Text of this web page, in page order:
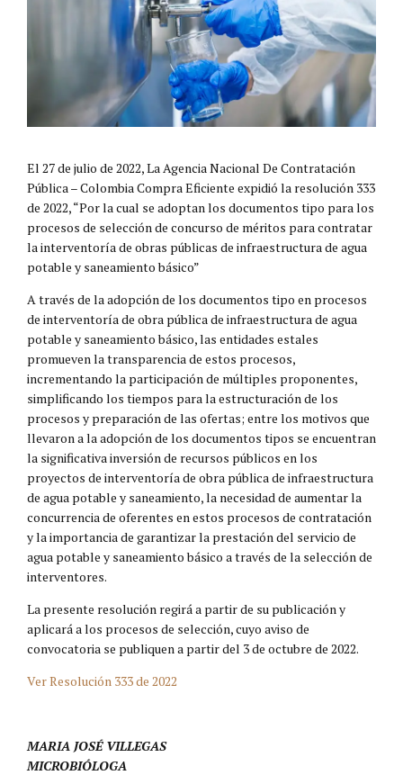
El 27 de julio de 2022, La Agencia Nacional De Contratación
Pública – Colombia Compra Eficiente expidió la resolución 333
de 2022, “Por la cual se adoptan los documentos tipo para los
procesos de selección de concurso de méritos para contratar
la interventoría de obras públicas de infraestructura de agua
potable y saneamiento básico”
A través de la adopción de los documentos tipo en procesos
de interventoría de obra pública de infraestructura de agua
potable y saneamiento básico, las entidades estales
promueven la transparencia de estos procesos,
incrementando la participación de múltiples proponentes,
simplificando los tiempos para la estructuración de los
procesos y preparación de las ofertas; entre los motivos que
llevaron a la adopción de los documentos tipos se encuentran
la significativa inversión de recursos públicos en los
proyectos de interventoría de obra pública de infraestructura
de agua potable y saneamiento, la necesidad de aumentar la
concurrencia de oferentes en estos procesos de contratación
y la importancia de garantizar la prestación del servicio de
agua potable y saneamiento básico a través de la selección de
interventores.
La presente resolución regirá a partir de su publicación y
aplicará a los procesos de selección, cuyo aviso de
convocatoria se publiquen a partir del 3 de octubre de 2022.
Ver Resolución 333 de 2022
MARIA JOSÉ VILLEGAS
MICROBIÓLOGA